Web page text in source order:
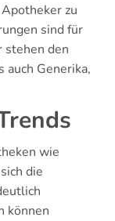
zu
sind für
stehen den
Generika,
wie
die
können